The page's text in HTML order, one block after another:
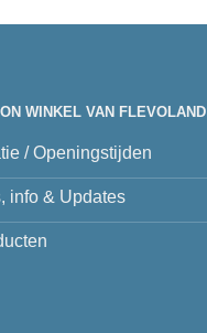
WINKEL VAN FLEVOLAND
/ Openingstijden
info & Updates